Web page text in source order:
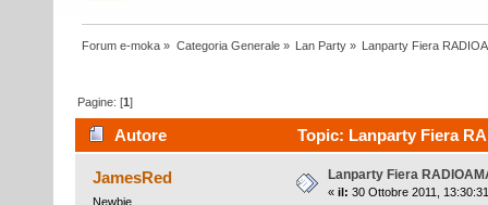
Forum e-moka » Categoria Generale» Lan Party» Lanparty Fiera
Pagine: [1]
Autore Topic: Lanparty Fiera
JamesRed
Newbie
Lanparty Fiera
« il: 30 Ottobre 2011,